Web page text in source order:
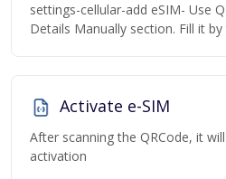
settings-cellular-add eSIM- Use
Details Manually section. Fill it
Activate e-SIM
After scanning the QRCode, it
activation